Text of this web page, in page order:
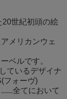
20世紀初頭の絵
メリカンウェ
ベルです。
ているデザイナ
フォーヴ)
全てにおいて